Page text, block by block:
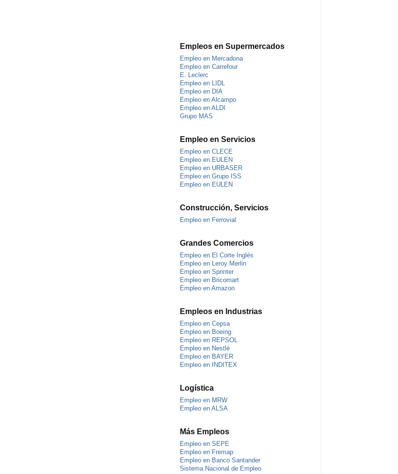
Empleos en Supermercados
Empleo en Mercadona
Empleo en Carrefour
E. Leclerc
Empleo en LIDL
Empleo en DIA
Empleo en Alcampo
Empleo en ALDI
Grupo MAS
Empleo en Servicios
Empleo en CLECE
Empleo en EULEN
Empleo en URBASER
Empleo en Grupo ISS
Empleo en EULEN
Construcción, Servicios
Empleo en Ferrovial
Grandes Comercios
Empleo en El Corte Inglés
Empleo en Leroy Merlin
Empleo en Sprinter
Empleo en Bricomart
Empleo en Amazon
Empleos en Industrias
Empleo en Cepsa
Empleo en Boeing
Empleo en REPSOL
Empleo en Nestlé
Empleo en BAYER
Empleo en INDITEX
Logística
Empleo en MRW
Empleo en ALSA
Más Empleos
Empleo en SEPE
Empleo en Fremap
Empleo en Banco Santander
Sistema Nacional de Empleo